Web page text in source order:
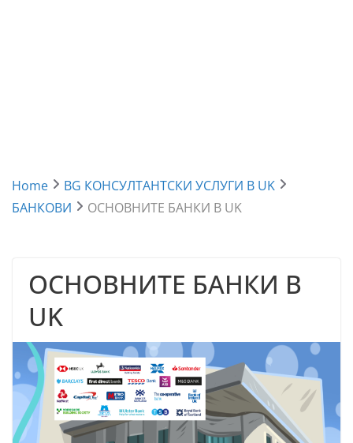
Home
BG КОНСУЛТАНТСКИ УСЛУГИ В UK
БАНКОВИ
ОСНОВНИТЕ БАНКИ В UK
ОСНОВНИТЕ БАНКИ В
UK